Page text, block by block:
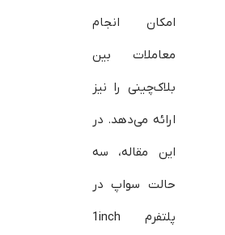
امکان انجام
معاملات بین
بلاک‌چینی را نیز
ارائه می‌دهد. در
این مقاله، سه
حالت سواپ در
پلتفرم 1inch